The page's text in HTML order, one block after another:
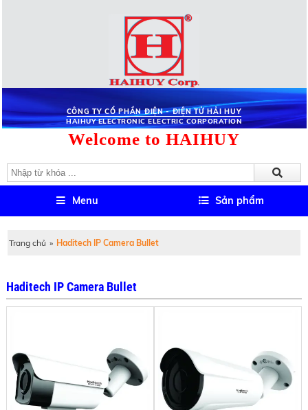
CÔNG TY CỔ PHẦN ĐIỆN - ĐIỆN TỬ HẢI HUY
HAIHUY ELECTRONIC ELECTRIC CORPORATION
Welcome to HAIHUY
Menu Sản phẩm
Trang chủ » Haditech IP Camera Bullet
Haditech IP Camera Bullet